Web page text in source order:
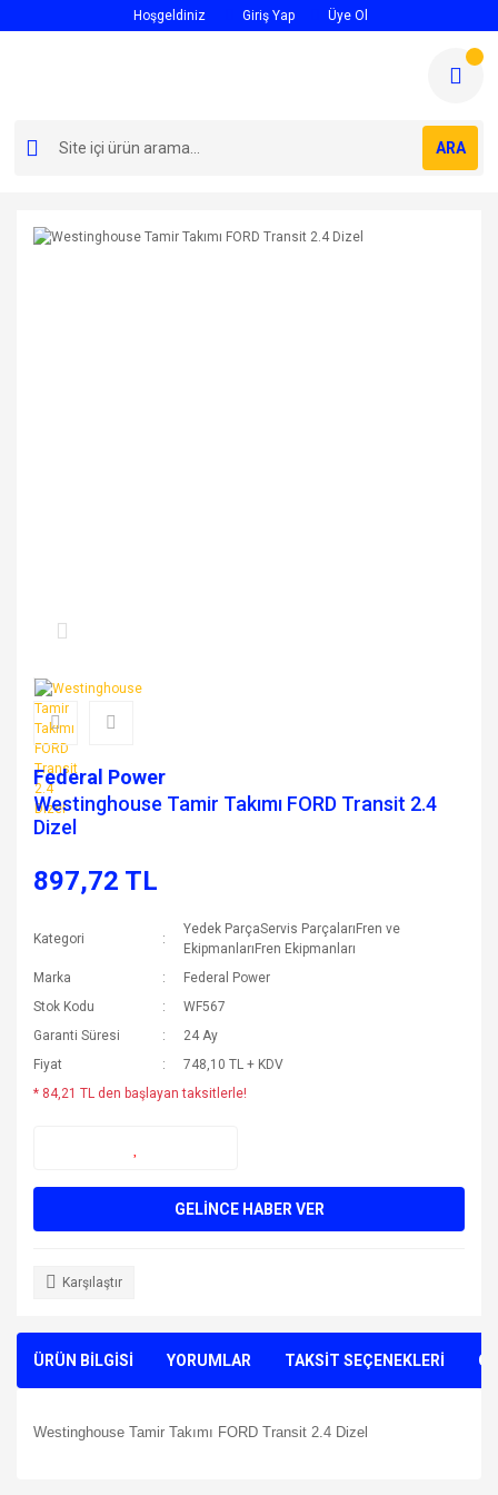
Hoşgeldiniz Giriş Yap Üye Ol
ARA
Federal Power
Westinghouse Tamir Takımı FORD Transit 2.4
Dizel
897,72 TL
Kategori
Yedek ParçaServis ParçalarıFren ve
EkipmanlarıFren Ekipmanları
Marka
Federal Power
Stok Kodu
WF567
Garanti Süresi
24 Ay
Fiyat
748,10 TL + KDV
* 84,21 TL den başlayan taksitlerle!
GELİNCE HABER VER
Karşılaştır
ÜRÜN BİLGİSİ YORUMLAR TAKSİT SEÇENEKLERİ
Westinghouse Tamir Takımı FORD Transit 2.4 Dizel